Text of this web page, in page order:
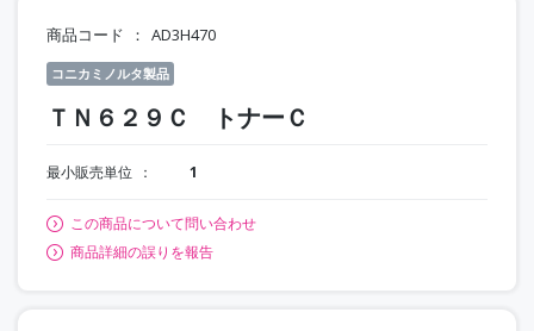
商品コード AD3H470
コニカミノルタ製品
ＴＮ６２９Ｃ トナーＣ
最小販売単位 1
この商品について問い合わせ
商品詳細の誤りを報告